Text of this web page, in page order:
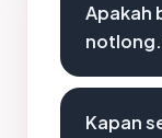
Apakah
Kapan